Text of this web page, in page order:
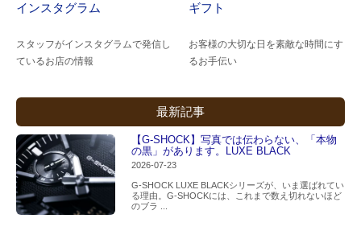
インスタグラム
スタッフがインスタグラムで発信し
ているお店の情報
ギフト
お客様の大切な日を素敵な時間にす
るお手伝い
最新記事
【G-SHOCK】写真では伝わらない、「本物
の黒」があります。LUXE BLACK
2026-07-23
G-SHOCK LUXE BLACKシリーズが、いま選ばれてい
る理由。G-SHOCKには、これまで数え切れないほど
のブラ ...